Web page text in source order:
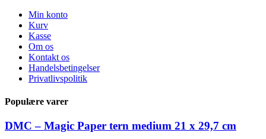
Min konto
Kurv
Kasse
Om os
Kontakt os
Handelsbetingelser
Privatlivspolitik
Populære varer
DMC – Magic Paper tern medium 21 x 29,7 cm